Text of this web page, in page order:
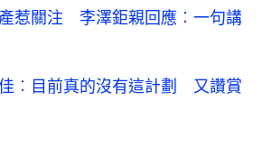
惹關注 李澤鉅親回應︰一句講
︰目前真的沒有這計劃 又讚賞